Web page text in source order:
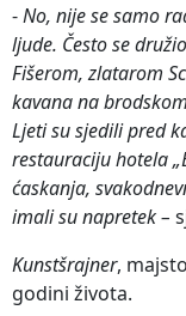
-No, nije se samo
ljude. Često se
Fišerom, zlatarom
kavana na
Ljeti su sjedili pred
restauraciju hotela
ćaskanja,
imali su napretek –
Kunstšrajner,
godini života.